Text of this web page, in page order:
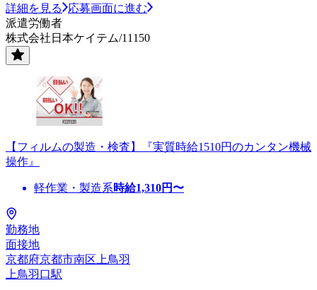
詳細を見る
応募画面に進む
派遣労働者
株式会社日本ケイテム/11150
【フィルムの製造・検査】『実質時給1510円のカンタン機械
操作』
軽作業・製造系時給1,310円〜
勤務地
面接地
京都府京都市南区上鳥羽
上鳥羽口駅